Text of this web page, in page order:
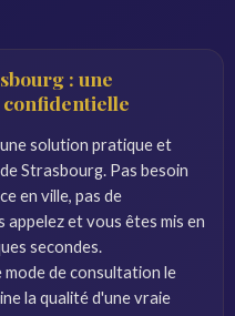
: une
confidentielle
solution pratique et
Strasbourg. Pas besoin
en ville, pas de
et vous êtes mis en
secondes.
mode de consultation le
la qualité d'une vraie